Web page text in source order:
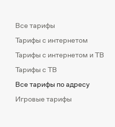
Все тарифы
Тарифы с интернетом
Тарифы с интернетом и ТВ
Тарифы с ТВ
Все тарифы по адресу
Игровые тарифы